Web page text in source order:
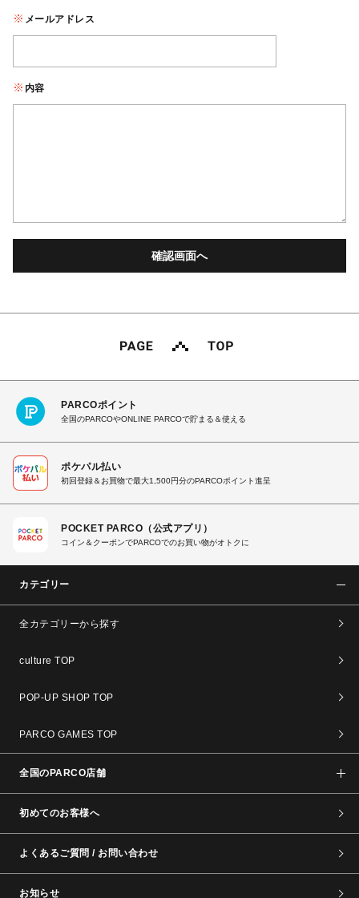
メールアドレス
内容
PARCOポイント
全国のPARCOやONLINE PARCOで貯まる＆使える
ポケパル払い
初回登録＆お買物で最大1,500円分のPARCOポイント進呈
POCKET PARCO（公式アプリ）
コイン＆クーポンでPARCOでのお買い物がオトクに
カテゴリー
全カテゴリーから探す
culture TOP
POP-UP SHOP TOP
PARCO GAMES TOP
全国のPARCO店舗
初めてのお客様へ
よくあるご質問 / お問い合わせ
お知らせ